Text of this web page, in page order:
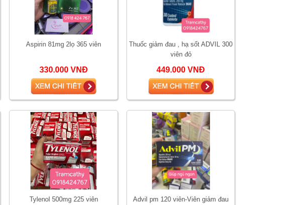
Aspirin 81mg 2lọ 365 viên
330.000 VNĐ
Thuốc giảm đau , hạ sốt ADVIL 300
viên đỏ
449.000 VNĐ
Tylenol 500mg 225 viên
Advil pm 120 viên-Viên giảm đau